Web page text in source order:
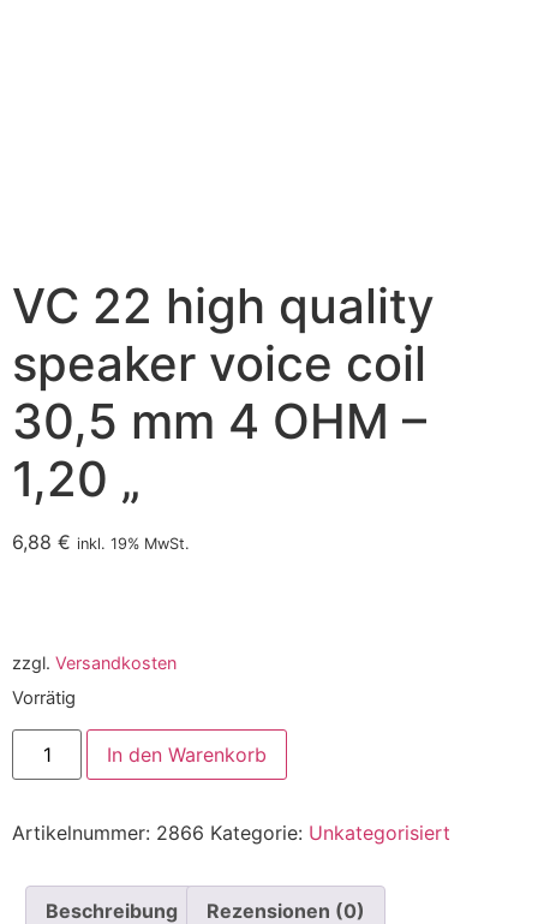
VC 22 high quality
speaker voice coil
30,5 mm 4 OHM –
1,20 „
6,88 € inkl. 19% MwSt.
zzgl. Versandkosten
Vorrätig
In den Warenkorb
Artikelnummer: 2866 Kategorie: Unkategorisiert
Beschreibung Rezensionen (0)